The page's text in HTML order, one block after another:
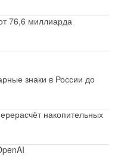
76,6 миллиарда
знаки в России до
накопительных